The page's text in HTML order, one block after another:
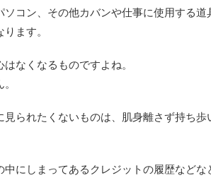
コン、その他カバンや仕事に使用する
ます。
なくなるものですよね。
られたくないものは、肌身離さず持ち
にしまってあるクレジットの履歴など